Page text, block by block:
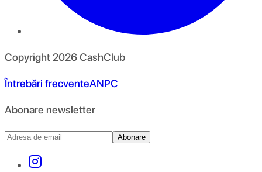
Copyright 2026CashClub
Întrebări frecventeANPC
Abonare newsletter
Abonare